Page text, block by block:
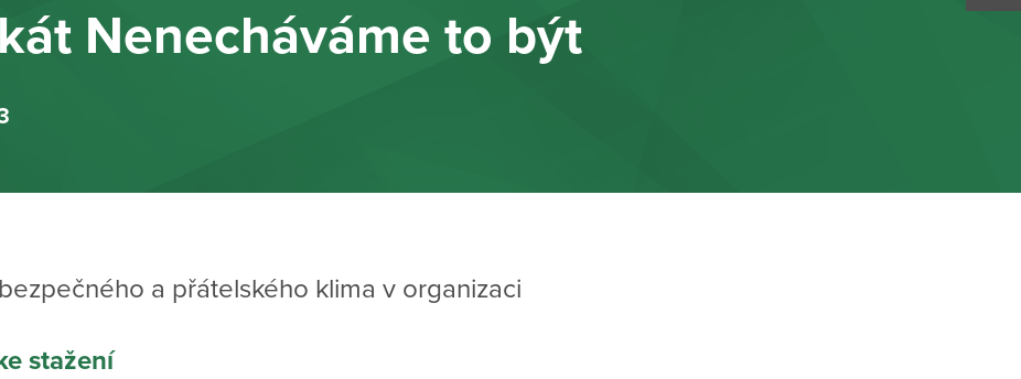
Nenecháváme to být
a přátelského klima v organizaci
stažení